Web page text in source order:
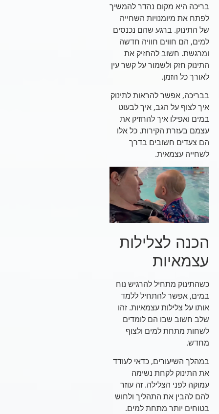
בריכה היא מקום נהדר להמשיך
לפתח את מיומנויות השחייה
של התינוק. ברגע שהם נכנסים
למים, הם חווים חוויה חדשה
ומרגשת. חשוב להחזיק את
התינוק חזק ולשמור על קשר עין
לאורך כל הזמן.
בבריכה, אפשר להראות לתינוק
איך לצוף על הגב, איך לבעוט
במים ואפילו איך להחזיק את
עצמם בעזרת הקירות. כל אלו
הם צעדים חשובים בדרך
לשחייה עצמאית.
הכנה לצלילות
עצמאיות
כשהתינוק מתחיל להרגיש נוח
במים, אפשר להתחיל ללמד
אותו על צלילות עצמאיות. זהו
שלב חשוב שבו הם לומדים
לשחות מתחת למים ולצוף
מחדש.
במהלך השיעורים, כדאי לעודד
את התינוק לקחת נשימה
עמוקה לפני הצלילה. זה עוזר
להם להבין את התהליך ולחוש
בטוחים יותר מתחת למים.